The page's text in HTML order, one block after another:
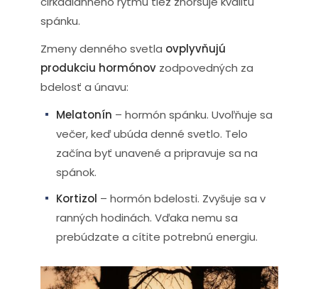
spánku.
Zmeny denného svetla ovplyvňujú
produkciu hormónovzodpovedných za
bdelosť a únavu:
Melatonín – hormón spánku. Uvoľňuje sa
večer, keď ubúda denné svetlo. Telo
začína byť unavené a pripravuje sa na
spánok.
Kortizol – hormón bdelosti. Zvyšuje sa v
ranných hodinách. Vďaka nemu sa
prebúdzate a cítite potrebnú energiu.